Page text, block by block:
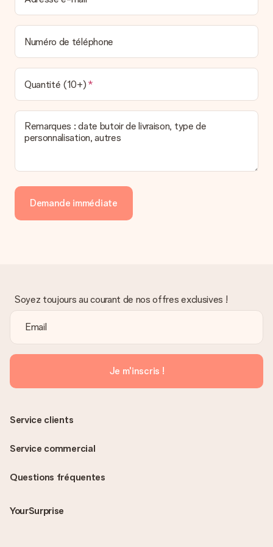
l’envoyons par e-mail avec la confirmation de commande. Vous
pouvez de même retrouver votre facture dans votre espace
personnel MySurprise. Vous pouvez ainsi être tranquille et
envoyer directement le cadeau à l’heureux destinataire, pour
un véritable effet surprise !
Numéro de téléphone
Quantité (10+)
Remarques : date butoir de livraison, type de
personnalisation, autres
Demande immédiate
Soyez toujours au courant de nos offres exclusives !
Je m'inscris !
Questions fréquentes
YourSurprise
Service clients
Service commercial